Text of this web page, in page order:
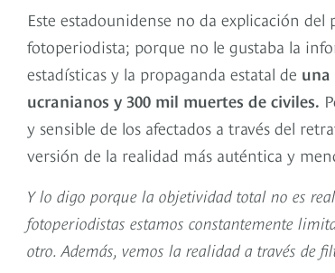
Este estadounidense no da explicación
fotoperiodista; porque no le gustaba la
estadísticas y la propaganda estatal de una
ucranianos y 300 mil muertes de civiles.
y sensible de los afectados a través del
versión de la realidad más auténtica y
Y lo digo porque la objetividad total no es
fotoperiodistas estamos constantemente
otro. Además, vemos la realidad a través de